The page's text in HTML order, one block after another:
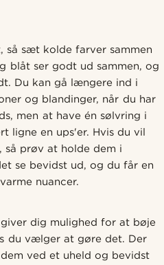
så sæt kolde farver sammen
blåt ser godt ud sammen, og
Du kan gå længere ind i
og blandinger, når du har
men at have én sølvring i
ligne en ups'er. Hvis du vil
så prøv at holde dem i
se bevidst ud, og du får en
nuancer.
dig mulighed for at bøje
du vælger at gøre det. Der
ved et uheld og bevidst